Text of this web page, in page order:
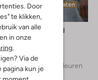
Door
te klikken,
van alle
in onze
.
Via de
pagina kun je
Laatste maten
Woodbird
+ meer kleuren